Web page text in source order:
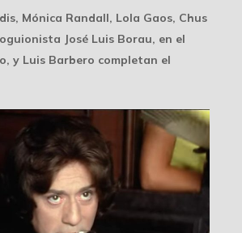
Mónica Randall, Lola Gaos, Chus
José Luis Borau, en el
y Luis Barbero completan el